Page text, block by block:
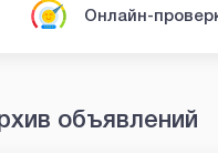
Онлайн-
объявлений